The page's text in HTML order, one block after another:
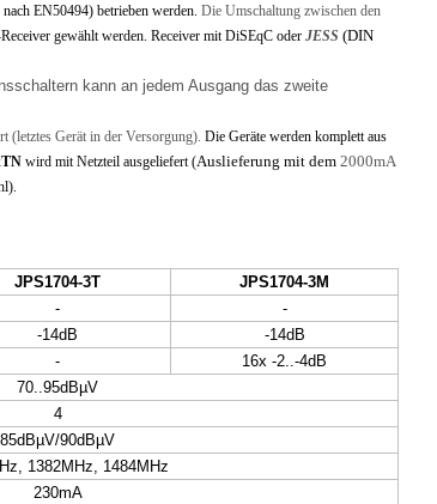
EN50494) betrieben werden. Die Umschaltung zwischen den
gewählt werden. Receiver mit DiSEqC oder JESS (DIN
kann an jedem Ausgang das zweite
(letztes Gerät in der Versorgung). Die Geräte werden komplett aus
TN wird mit Netzteil ausgeliefert (Auslieferung mit dem 2000mA
JPS1704-3T
JPS1704-3M
-
-
-14dB
-14dB
-
16x -2..-4dB
70..95dBµV
4
85dBµV/90dBµV
1382MHz, 1484MHz
230mA